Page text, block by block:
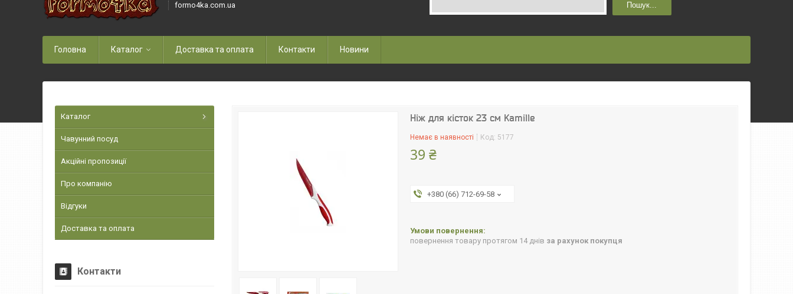
formo4ka.com.ua Пошук...
Головна Каталог Доставка та оплата Контакти Новини
Ніж для кісток 23 см Kamille
Немає в наявності Код: 5177
39 ₴
+380 (66) 712-69-58
повернення товару протягом 14 днів за рахунок покупця
Каталог
Чавунний посуд
Акційні пропозиції
Про компанію
Відгуки
Доставка та оплата
Контакти